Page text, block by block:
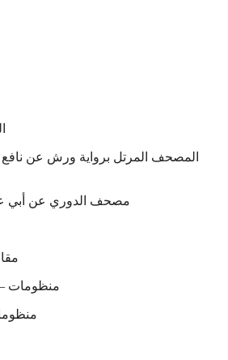
المصحف المرتل برواية ورش عن
مصحف الدوري عن أبي عمرو
منظومات